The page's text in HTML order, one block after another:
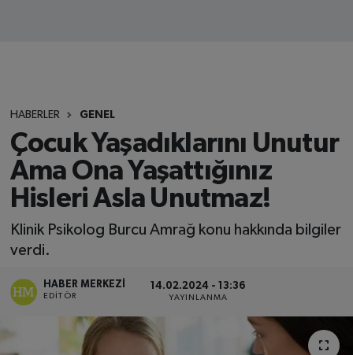
HABERLER GENEL
Çocuk Yaşadıklarını Unutur
Ama Ona Yaşattığınız
Hisleri Asla Unutmaz!
Klinik Psikolog Burcu Amrağ konu hakkında bilgiler
verdi.
HABER MERKEZI
EDITÖR
14.02.2024 - 13:36
YAYINLANMA